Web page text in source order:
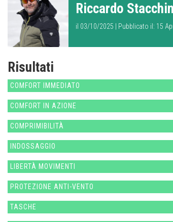
Riccardo
il 03/10/2025 | Pubblicato il: 15
Risultati
COMFORT IMMEDIATO
COMFORT IN AZIONE
COMPRIMIBILITÀ
INDOSSAGGIO
LIBERTÀ MOVIMENTI
PROTEZIONE ANTI-VENTO
TASCHE